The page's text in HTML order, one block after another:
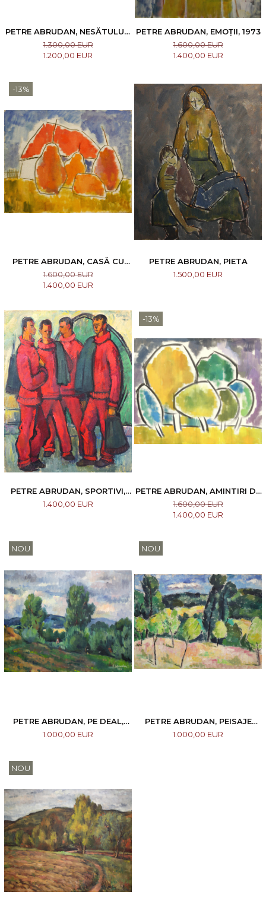
PETRE ABRUDAN, NESĂTULUL,
1965
1.300,00 EUR
1.200,00 EUR
PETRE ABRUDAN, EMOȚII, 1973
1.600,00 EUR
1.400,00 EUR
-13%
PETRE ABRUDAN, CASĂ CU
CLAIE, 1974
1.600,00 EUR
1.400,00 EUR
PETRE ABRUDAN, PIETA
1.500,00 EUR
PETRE ABRUDAN, SPORTIVI,
1960
1.400,00 EUR
-13%
PETRE ABRUDAN, AMINTIRI DE
PE IZA, 1975
1.600,00 EUR
1.400,00 EUR
NOU
PETRE ABRUDAN, PE DEAL,
1953
1.000,00 EUR
NOU
PETRE ABRUDAN, PEISAJE
BĂIMĂREANE, 1946 I 2 LUCRĂRI
1.000,00 EUR
NOU